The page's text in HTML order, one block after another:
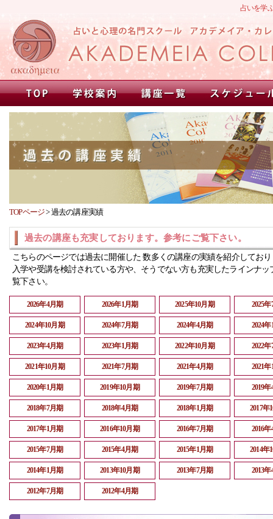
占いを学
TOPページ>過去の講座実績
過去の講座も充実しております。参考にご覧下さい。
こちらのページでは過去に開催した 数多くの講座の実績を紹介してお
入学や受講を検討されている方や、そうでない方も充実したラインナッ
覧下さい。
2026年4月期 2026年1月期 2025年10月期 2025
2024年10月期 2024年7月期 2024年4月期 2024
2023年4月期 2023年1月期 2022年10月期 2022
2021年10月期 2021年7月期 2021年4月期 2021
2020年1月期 2019年10月期 2019年7月期 2019
2018年7月期 2018年4月期 2018年1月期 2017年
2017年1月期 2016年10月期 2016年7月期 2016
2015年7月期 2015年4月期 2015年1月期 2014年
2014年1月期 2013年10月期 2013年7月期 2013
2012年7月期 2012年4月期